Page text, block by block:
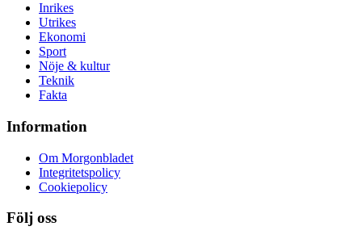
Inrikes
Utrikes
Ekonomi
Sport
Nöje & kultur
Teknik
Fakta
Information
Om Morgonbladet
Integritetspolicy
Cookiepolicy
Följ oss